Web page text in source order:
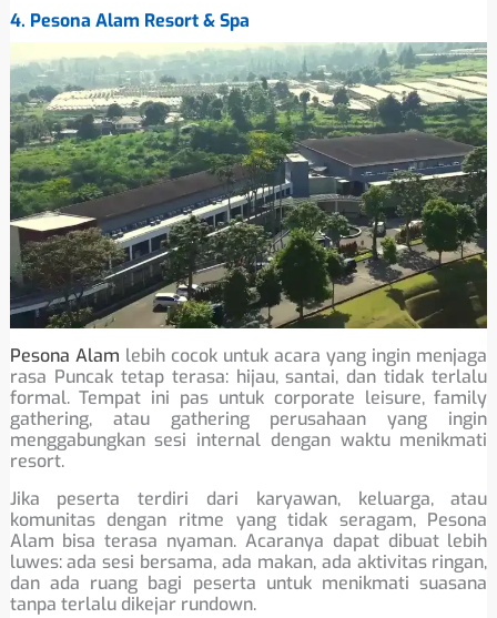
4. Pesona Alam Resort & Spa
Pesona Alam lebih cocok untuk acara yang ingin menjaga
rasa Puncak tetap terasa: hijau, santai, dan tidak terlalu
formal. Tempat ini pas untuk corporate leisure, family
gathering, atau gathering perusahaan yang ingin
menggabungkan sesi internal dengan waktu menikmati
resort.
Jika peserta terdiri dari karyawan, keluarga, atau
komunitas dengan ritme yang tidak seragam, Pesona
Alam bisa terasa nyaman. Acaranya dapat dibuat lebih
luwes: ada sesi bersama, ada makan, ada aktivitas ringan,
dan ada ruang bagi peserta untuk menikmati suasana
tanpa terlalu dikejar rundown.